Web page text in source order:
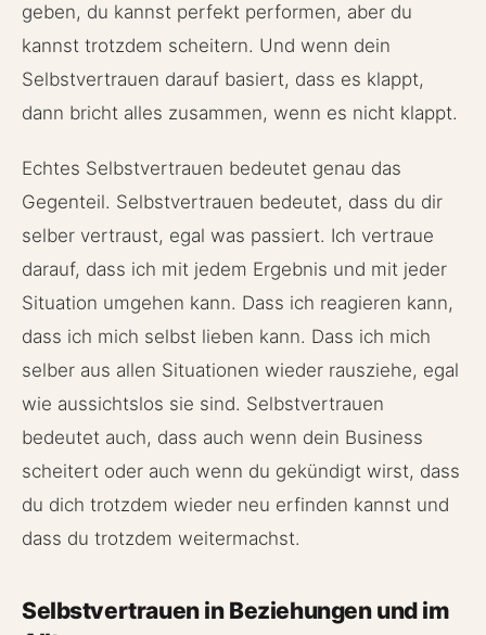
geben, du kannst perfekt performen, aber du
kannst trotzdem scheitern. Und wenn dein
Selbstvertrauen darauf basiert, dass es klappt,
dann bricht alles zusammen, wenn es nicht klappt.
Echtes Selbstvertrauen bedeutet genau das
Gegenteil. Selbstvertrauen bedeutet, dass du dir
selber vertraust, egal was passiert. Ich vertraue
darauf, dass ich mit jedem Ergebnis und mit jeder
Situation umgehen kann. Dass ich reagieren kann,
dass ich mich selbst lieben kann. Dass ich mich
selber aus allen Situationen wieder rausziehe, egal
wie aussichtslos sie sind. Selbstvertrauen
bedeutet auch, dass auch wenn dein Business
scheitert oder auch wenn du gekündigt wirst, dass
du dich trotzdem wieder neu erfinden kannst und
dass du trotzdem weitermachst.
Selbstvertrauen in Beziehungen und im